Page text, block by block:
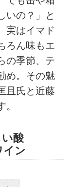
いの？」と
実はイマド
ろん味もエ
の季節、テ
め。その魅
且氏と近藤
酸
イン